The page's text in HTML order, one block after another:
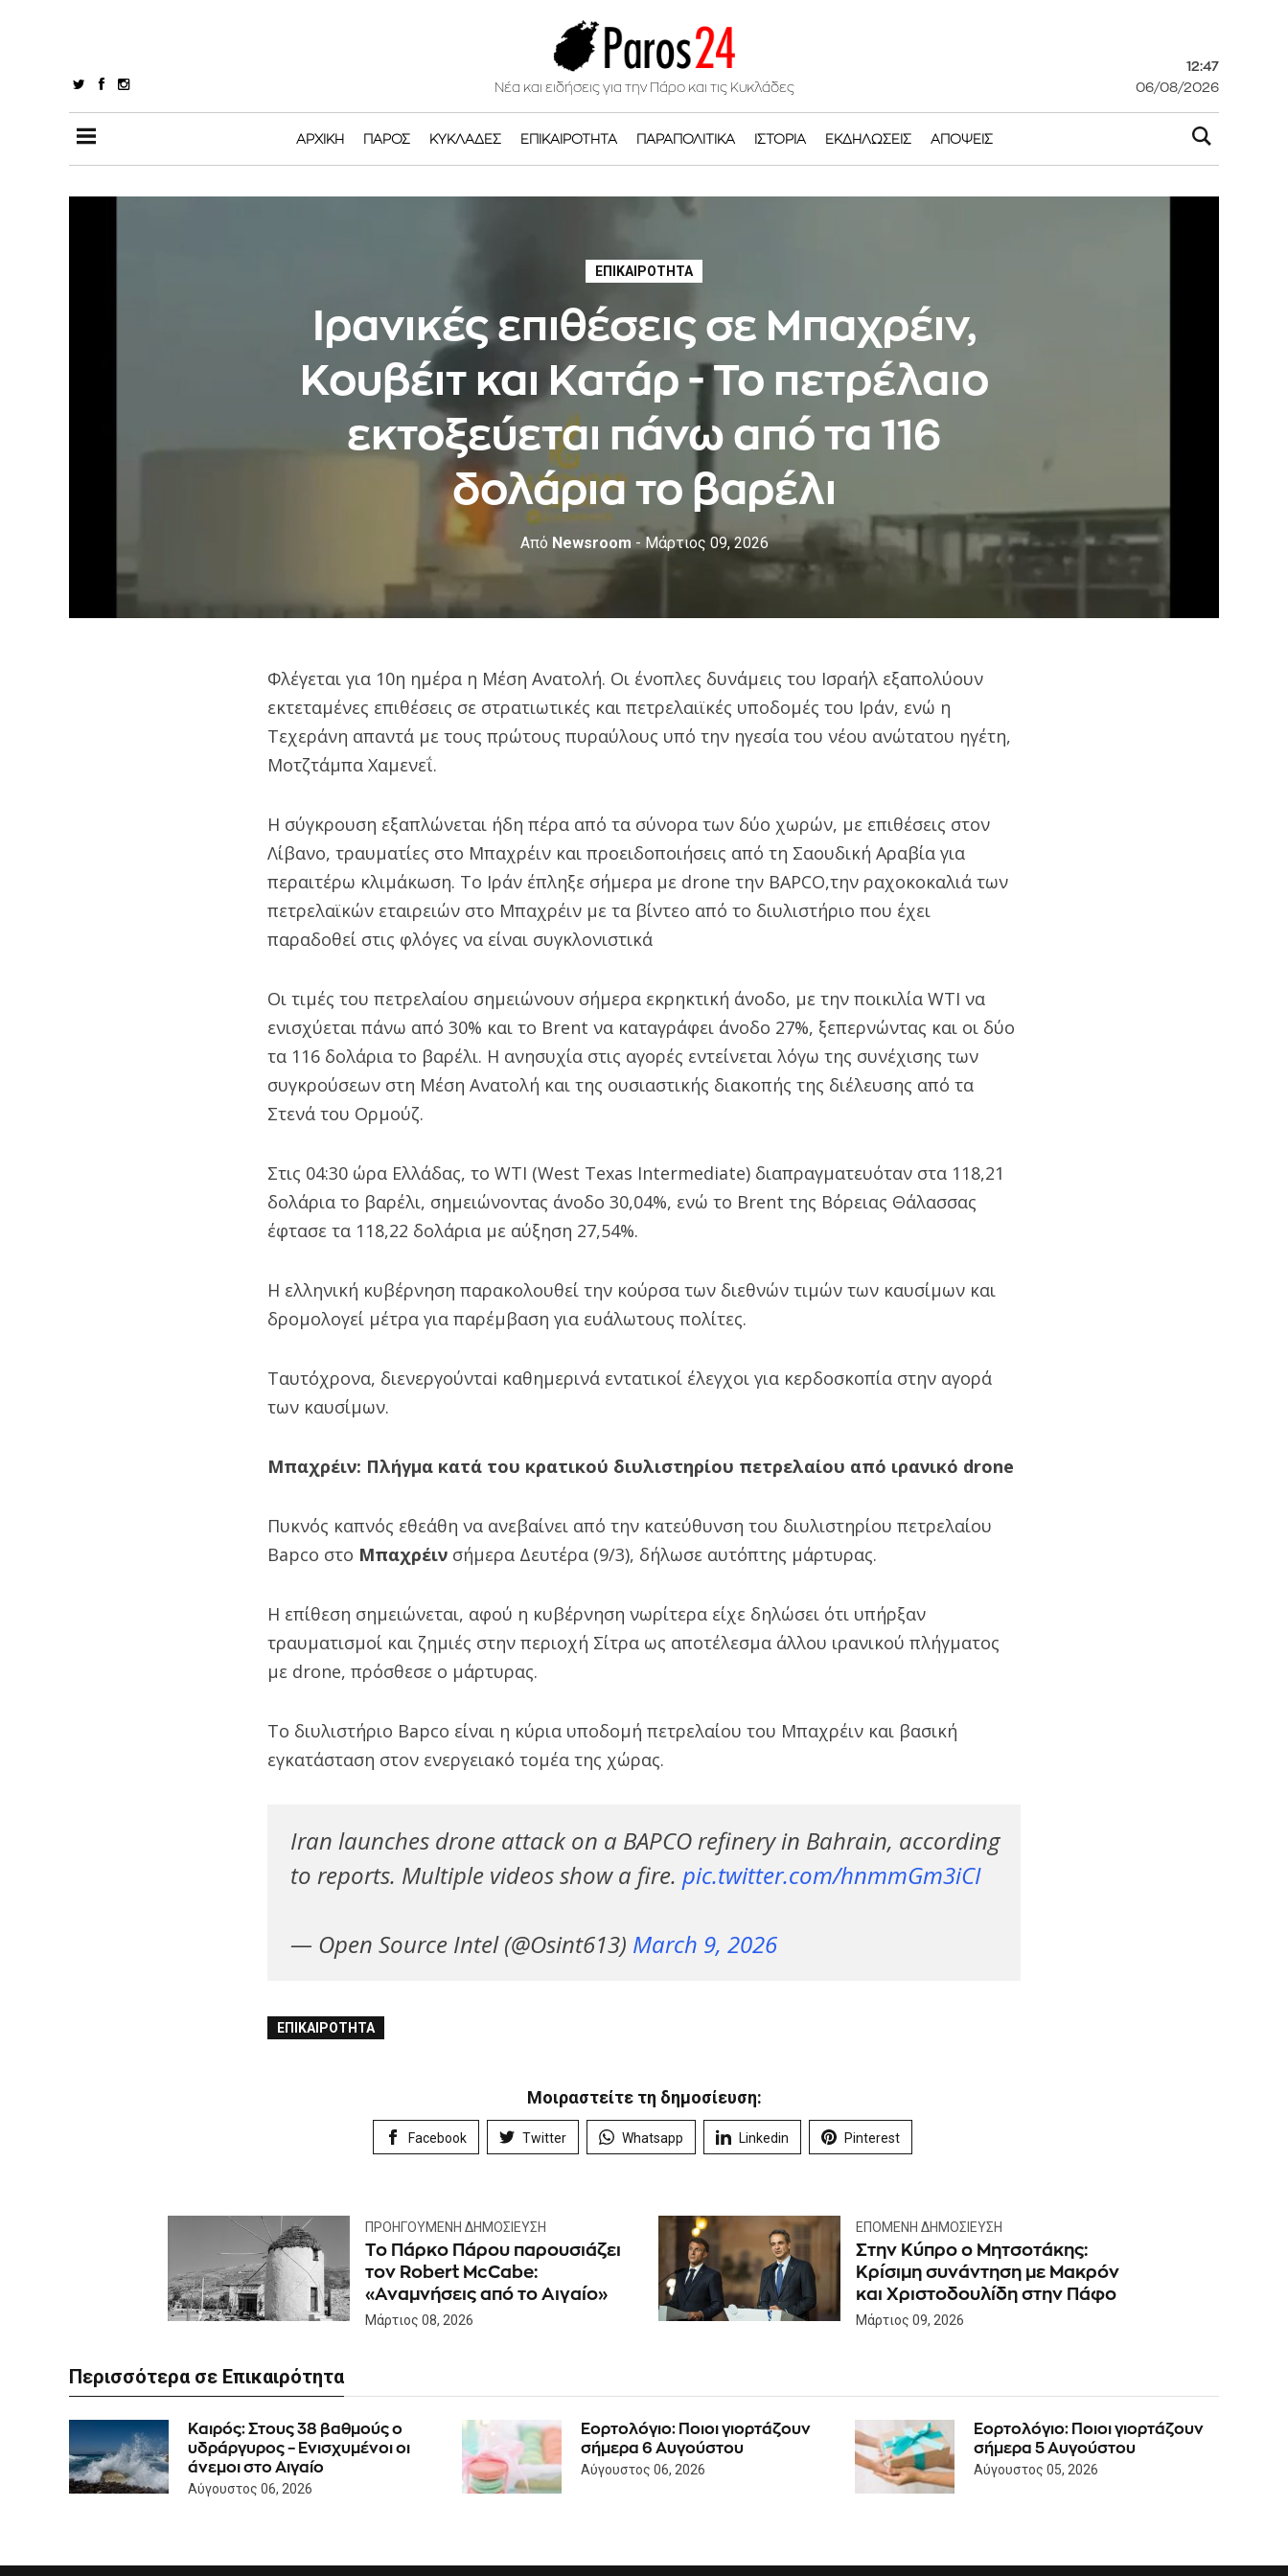
Νέα και ειδήσεις για την Πάρο και τις Κυκλάδες
12:47
06/08/2026
ΑΡΧΙΚΉ ΠΆΡΟΣ ΚΥΚΛΆΔΕΣ ΕΠΙΚΑΙΡΌΤΗΤΑ ΠΑΡΑΠΟΛΙΤΙΚΆ ΙΣΤΟΡΊΑ ΕΚΔΗΛΏΣΕΙΣ ΑΠΌΨΕΙΣ
ΕΠΙΚΑΙΡΌΤΗΤΑ
Ιρανικές επιθέσεις σε Μπαχρέιν,
Κουβέιτ και Κατάρ - Το πετρέλαιο
εκτοξεύεται πάνω από τα 116
δολάρια το βαρέλι
Από Newsroom - Μάρτιος 09, 2026
Φλέγεται για 10η ημέρα η Μέση Ανατολή. Οι ένοπλες δυνάμεις του Ισραήλ εξαπολύουν
εκτεταμένες επιθέσεις σε στρατιωτικές και πετρελαιϊκές υποδομές του Ιράν, ενώ η
Τεχεράνη απαντά με τους πρώτους πυραύλους υπό την ηγεσία του νέου ανώτατου ηγέτη,
Μοτζτάμπα Χαμενεΐ.
Η σύγκρουση εξαπλώνεται ήδη πέρα από τα σύνορα των δύο χωρών, με επιθέσεις στον
Λίβανο, τραυματίες στο Μπαχρέιν και προειδοποιήσεις από τη Σαουδική Αραβία για
περαιτέρω κλιμάκωση. To Iράν έπληξε σήμερα με drone την ΒAPCO,την ραχοκοκαλιά των
πετρελαϊκών εταιρειών στο Μπαχρέιν με τα βίντεο από το διυλιστήριο που έχει
παραδοθεί στις φλόγες να είναι συγκλονιστικά
Οι τιμές του πετρελαίου σημειώνουν σήμερα εκρηκτική άνοδο, με την ποικιλία WTI να
ενισχύεται πάνω από 30% και το Brent να καταγράφει άνοδο 27%, ξεπερνώντας και οι δύο
τα 116 δολάρια το βαρέλι. Η ανησυχία στις αγορές εντείνεται λόγω της συνέχισης των
συγκρούσεων στη Μέση Ανατολή και της ουσιαστικής διακοπής της διέλευσης από τα
Στενά του Ορμούζ.
Στις 04:30 ώρα Ελλάδας, το WTI (West Texas Intermediate) διαπραγματευόταν στα 118,21
δολάρια το βαρέλι, σημειώνοντας άνοδο 30,04%, ενώ το Brent της Βόρειας Θάλασσας
έφτασε τα 118,22 δολάρια με αύξηση 27,54%.
Η ελληνική κυβέρνηση παρακολουθεί την κούρσα των διεθνών τιμών των καυσίμων και
δρομολογεί μέτρα για παρέμβαση για ευάλωτους πολίτες.
Ταυτόχρονα, διενεργούνταi καθημερινά εντατικοί έλεγχοι για κερδοσκοπία στην αγορά
των καυσίμων.
Μπαχρέιν: Πλήγμα κατά του κρατικού διυλιστηρίου πετρελαίου από ιρανικό drone
Πυκνός καπνός εθεάθη να ανεβαίνει από την κατεύθυνση του διυλιστηρίου πετρελαίου
Bapco στο Μπαχρέιν σήμερα Δευτέρα (9/3), δήλωσε αυτόπτης μάρτυρας.
Η επίθεση σημειώνεται, αφού η κυβέρνηση νωρίτερα είχε δηλώσει ότι υπήρξαν
τραυματισμοί και ζημιές στην περιοχή Σίτρα ως αποτέλεσμα άλλου ιρανικού πλήγματος
με drone, πρόσθεσε ο μάρτυρας.
Το διυλιστήριο Bapco είναι η κύρια υποδομή πετρελαίου του Μπαχρέιν και βασική
εγκατάσταση στον ενεργειακό τομέα της χώρας.
Iran launches drone attack on a BAPCO refinery in Bahrain, according
to reports. Multiple videos show a fire. pic.twitter.com/hnmmGm3iCI
— Open Source Intel (@Osint613) March 9, 2026
ΕΠΙΚΑΙΡΌΤΗΤΑ
Μοιραστείτε τη δημοσίευση:
Facebook Twitter Whatsapp Linkedin Pinterest
ΠΡΟΗΓΟΎΜΕΝΗ ΔΗΜΟΣΊΕΥΣΗ
Το Πάρκο Πάρου παρουσιάζει
τον Robert McCabe:
«Αναμνήσεις από το Αιγαίο»
Μάρτιος 08, 2026
ΕΠΌΜΕΝΗ ΔΗΜΟΣΊΕΥΣΗ
Στην Κύπρο ο Μητσοτάκης:
Κρίσιμη συνάντηση με Μακρόν
και Χριστοδουλίδη στην Πάφο
Μάρτιος 09, 2026
Περισσότερα σε Επικαιρότητα
Καιρός: Στους 38 βαθμούς ο
υδράργυρος – Ενισχυμένοι οι
άνεμοι στο Αιγαίο
Αύγουστος 06, 2026
Εορτολόγιο: Ποιοι γιορτάζουν
σήμερα 6 Αυγούστου
Αύγουστος 06, 2026
Εορτολόγιο: Ποιοι γιορτάζουν
σήμερα 5 Αυγούστου
Αύγουστος 05, 2026